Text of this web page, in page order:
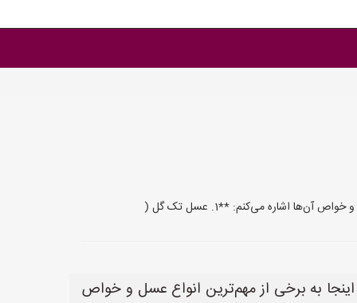
اشاره می‌کنم: **1. عسل تک گل (
به برخی از مهم‌ترین انواع عسل و خواص